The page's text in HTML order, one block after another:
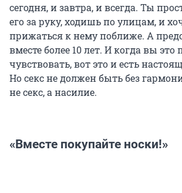
сегодня, и завтра, и всегда. Ты
его за руку, ходишь по улицам, и
прижаться к нему поближе. А
вместе более 10 лет. И когда вы это
чувствовать, вот это и есть
Но секс не должен быть без
не секс, а насилие.
«Вместе покупайте носки!»